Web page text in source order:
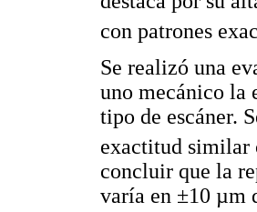
con patrones
Se realizó una
uno mecánico la
tipo de escáner.
exactitud similar
concluir que la
varía en ±10 µm